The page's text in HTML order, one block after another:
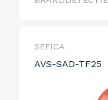
SEFICA
AVS-SAD-TF25